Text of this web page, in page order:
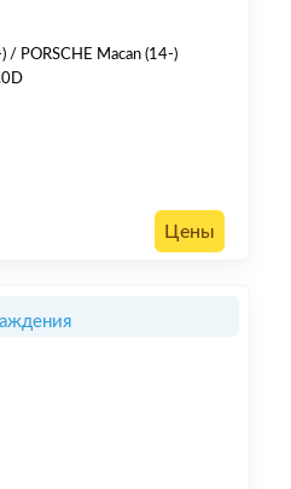
/ PORSCHE Macan (14-)
Цены